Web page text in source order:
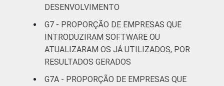
DESENVOLVIMENTO
G7 - PROPORÇÃO DE EMPRESAS QUE
INTRODUZIRAM SOFTWARE OU
ATUALIZARAM OS JÁ UTILIZADOS, POR
RESULTADOS GERADOS
G7A - PROPORÇÃO DE EMPRESAS QUE